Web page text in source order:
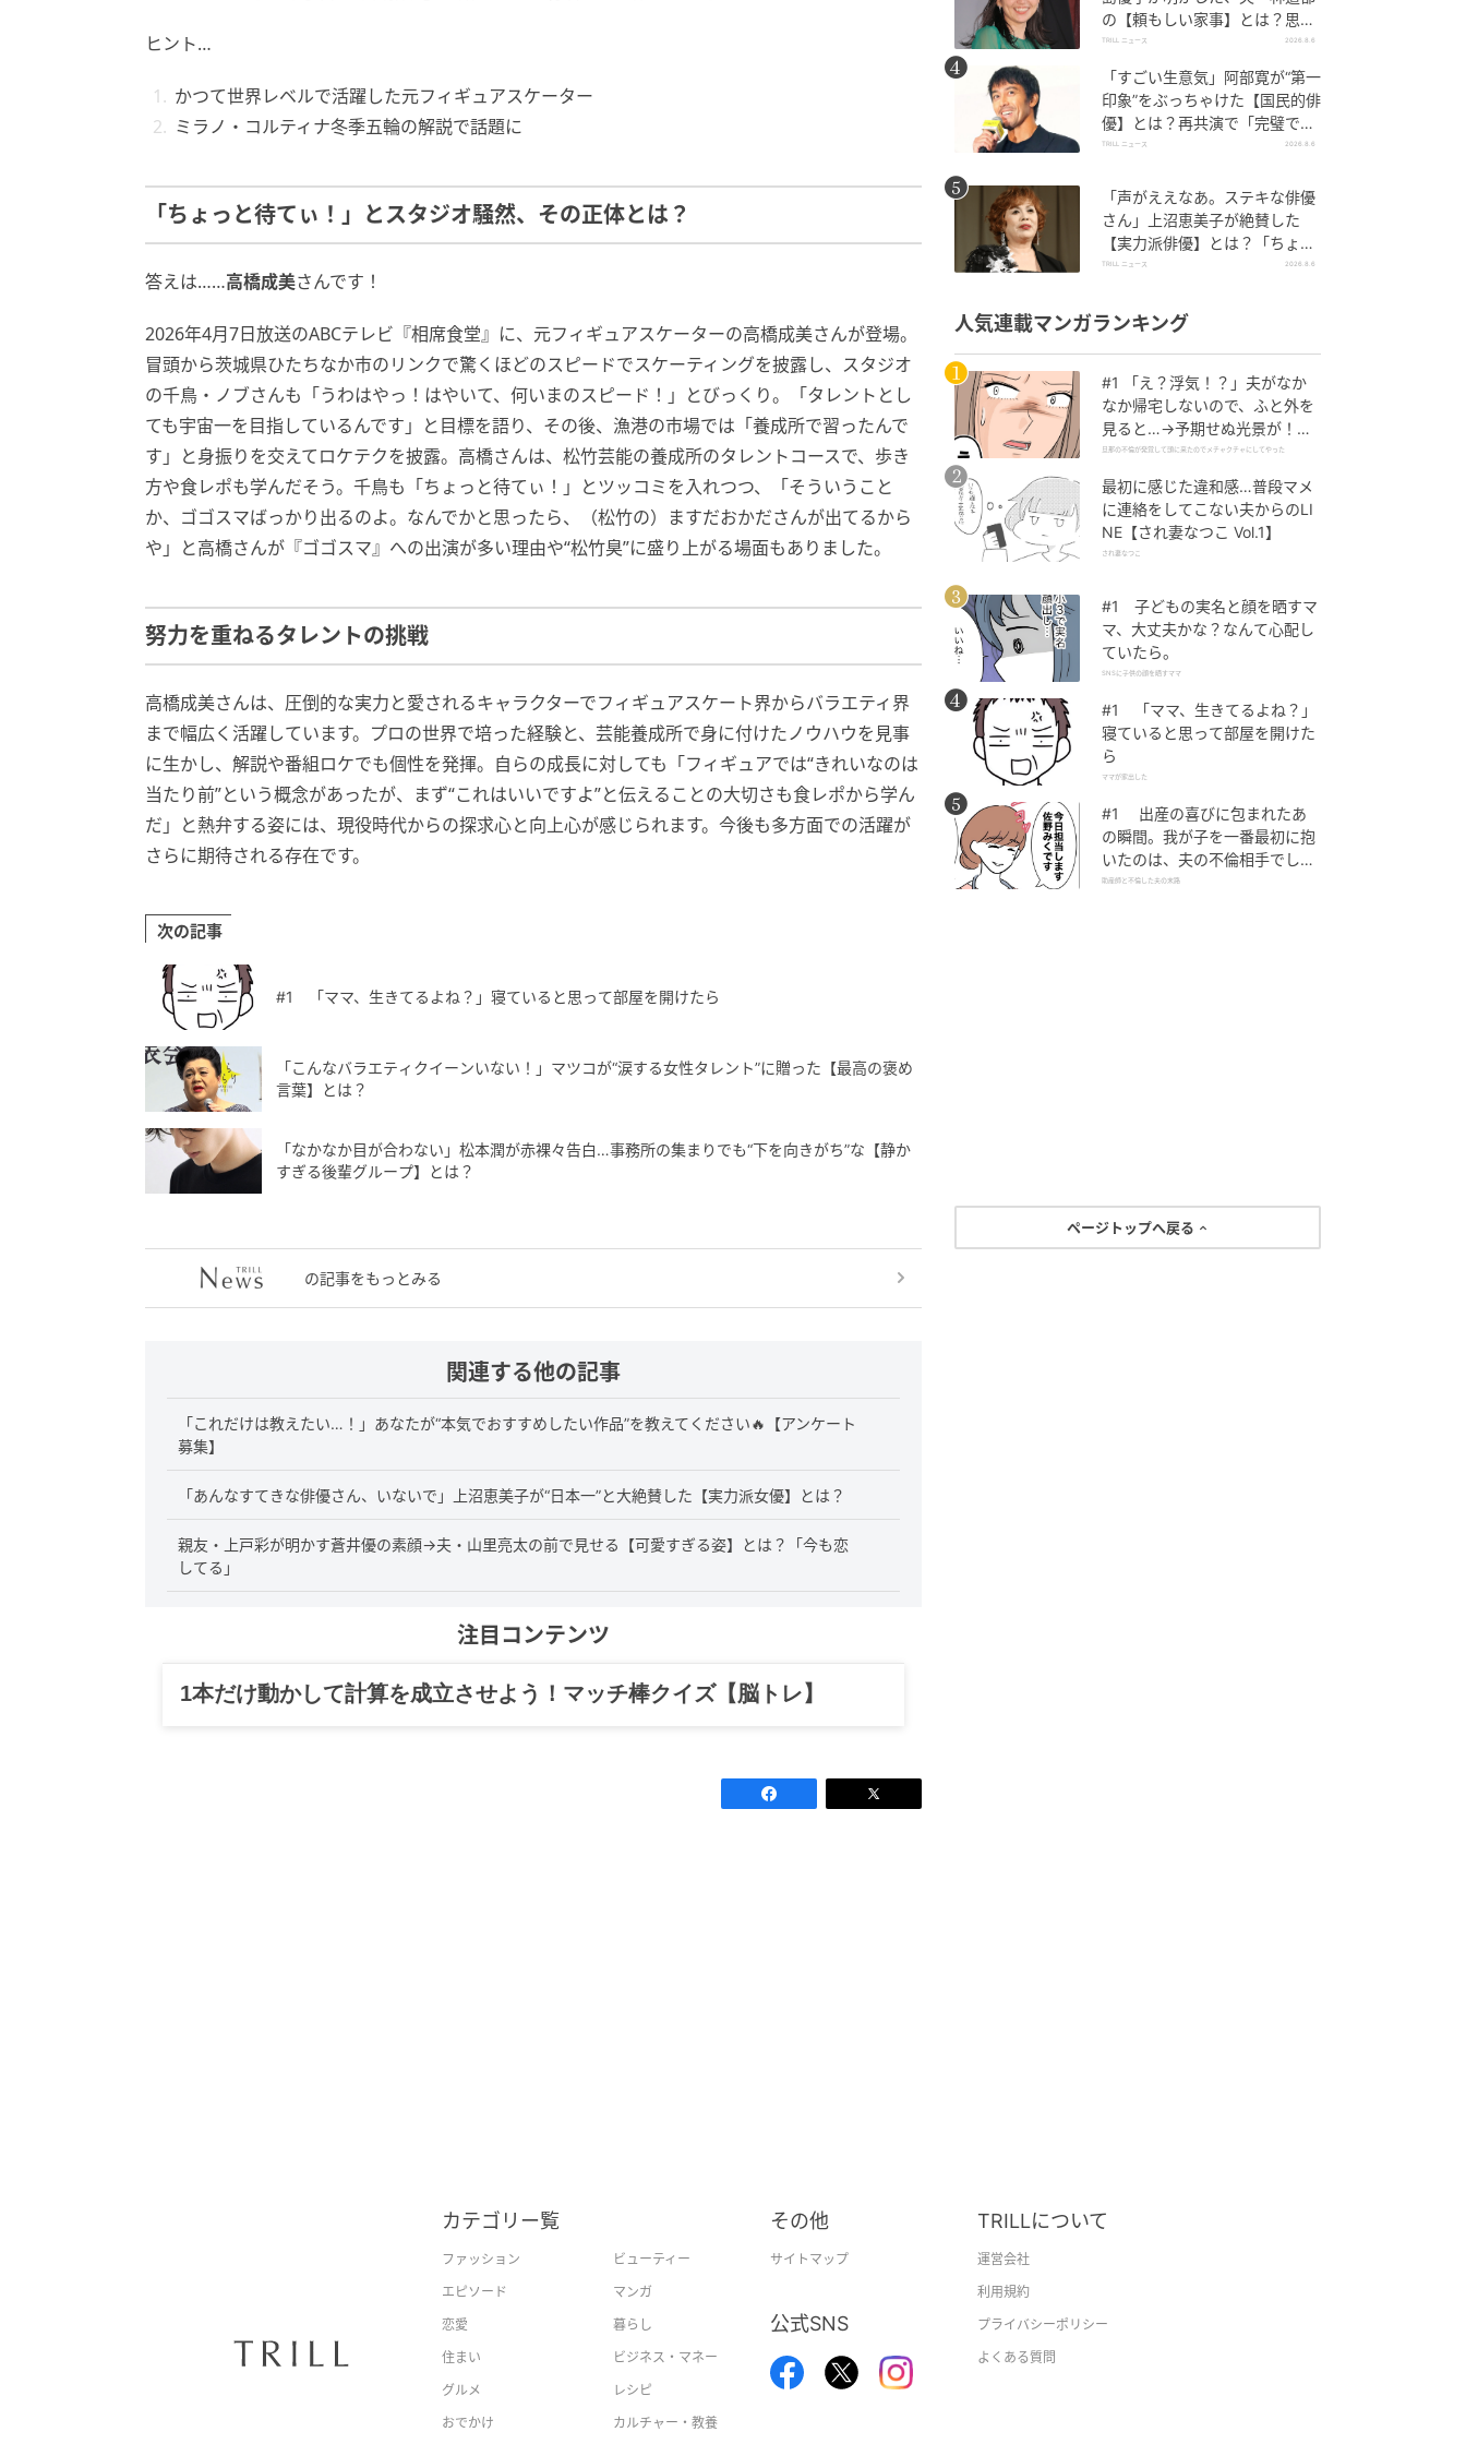
ヒント…
かつて世界レベルで活躍した元フィギュアスケーター
ミラノ・コルティナ冬季五輪の解説で話題に
「ちょっと待てぃ！」とスタジオ騒然、その正体とは？
答えは……高橋成美さんです！
2026年4月7日放送のABCテレビ『相席食堂』に、元フィギュアスケーターの高橋成美さんが登場。
冒頭から茨城県ひたちなか市のリンクで驚くほどのスピードでスケーティングを披露し、スタジオ
の千鳥・ノブさんも「うわはやっ！はやいて、何いまのスピード！」とびっくり。「タレントとし
ても宇宙一を目指しているんです」と目標を語り、その後、漁港の市場では「養成所で習ったんで
す」と身振りを交えてロケテクを披露。高橋さんは、松竹芸能の養成所のタレントコースで、歩き
方や食レポも学んだそう。千鳥も「ちょっと待てぃ！」とツッコミを入れつつ、「そういうこと
か、ゴゴスマばっかり出るのよ。なんでかと思ったら、（松竹の）ますだおかださんが出てるから
や」と高橋さんが『ゴゴスマ』への出演が多い理由や“松竹臭”に盛り上がる場面もありました。
努力を重ねるタレントの挑戦
高橋成美さんは、圧倒的な実力と愛されるキャラクターでフィギュアスケート界からバラエティ界
まで幅広く活躍しています。プロの世界で培った経験と、芸能養成所で身に付けたノウハウを見事
に生かし、解説や番組ロケでも個性を発揮。自らの成長に対しても「フィギュアでは“きれいなのは
当たり前”という概念があったが、まず“これはいいですよ”と伝えることの大切さも食レポから学ん
だ」と熱弁する姿には、現役時代からの探求心と向上心が感じられます。今後も多方面での活躍が
さらに期待される存在です。
次の記事
#1 「ママ、生きてるよね？」寝ていると思って部屋を開けたら
「こんなバラエティクイーンいない！」マツコが“涙する女性タレント”に贈った【最高の褒め
言葉】とは？
「なかなか目が合わない」松本潤が赤裸々告白…事務所の集まりでも“下を向きがち”な【静か
すぎる後輩グループ】とは？
の記事をもっとみる
関連する他の記事
「これだけは教えたい…！」あなたが“本気でおすすめしたい作品”を教えてください🔥【アンケート
募集】
「あんなすてきな俳優さん、いないで」上沼恵美子が“日本一”と大絶賛した【実力派女優】とは？
親友・上戸彩が明かす蒼井優の素顔→夫・山里亮太の前で見せる【可愛すぎる姿】とは？「今も恋
してる」
注目コンテンツ
1本だけ動かして計算を成立させよう！マッチ棒クイズ【脳トレ】
の【頼もしい家事】とは？思い
やりあふれる工夫も
TRILL ニュース 2026.8.6
「すごい生意気」阿部寛が“第一
印象”をぶっちゃけた【国民的俳
優】とは？再共演で「完璧で
す」と絶賛
TRILL ニュース 2026.8.6
「声がええなあ。ステキな俳優
さん」上沼恵美子が絶賛した
【実力派俳優】とは？「ちょっ
と古い男前やねん」
TRILL ニュース 2026.8.6
人気連載マンガランキング
#1 「え？浮気！？」夫がなか
なか帰宅しないので、ふと外を
見ると…→予期せぬ光景が！｜
旦那の不倫が発覚して頭に来た
旦那の不倫が発覚して頭に来たのでメチャクチャにしてやった
最初に感じた違和感…普段マメ
に連絡をしてこない夫からのLI
NE【され妻なつこ Vol.1】
され妻なつこ
#1 子どもの実名と顔を晒すマ
マ、大丈夫かな？なんて心配し
ていたら。
SNSに子供の顔を晒すママ
#1 「ママ、生きてるよね？」
寝ていると思って部屋を開けた
ら
ママが家出した
#1 出産の喜びに包まれたあ
の瞬間。我が子を一番最初に抱
いたのは、夫の不倫相手でし
た。
助産師と不倫した夫の末路
ページトップへ戻る
カテゴリー覧
ファッション
ビューティー
エピソード
マンガ
恋愛
暮らし
住まい
ビジネス・マネー
グルメ
レシピ
おでかけ
カルチャー・教養
その他
サイトマップ
公式SNS
TRILLについて
運営会社
利用規約
プライバシーポリシー
よくある質問